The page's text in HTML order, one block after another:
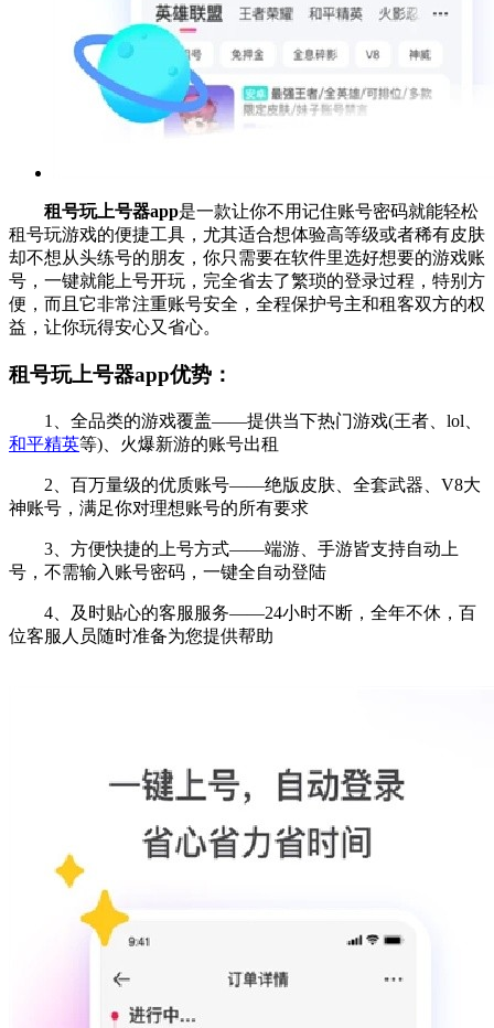
租号玩上号器app是一款让你不用记住账号密码就能轻松
租号玩游戏的便捷工具，尤其适合想体验高等级或者稀有皮肤
却不想从头练号的朋友，你只需要在软件里选好想要的游戏账
号，一键就能上号开玩，完全省去了繁琐的登录过程，特别方
便，而且它非常注重账号安全，全程保护号主和租客双方的权
益，让你玩得安心又省心。
租号玩上号器app优势：
1、全品类的游戏覆盖——提供当下热门游戏(王者、lol、
和平精英等)、火爆新游的账号出租
2、百万量级的优质账号——绝版皮肤、全套武器、V8大
神账号，满足你对理想账号的所有要求
3、方便快捷的上号方式——端游、手游皆支持自动上
号，不需输入账号密码，一键全自动登陆
4、及时贴心的客服服务——24小时不断，全年不休，百
位客服人员随时准备为您提供帮助